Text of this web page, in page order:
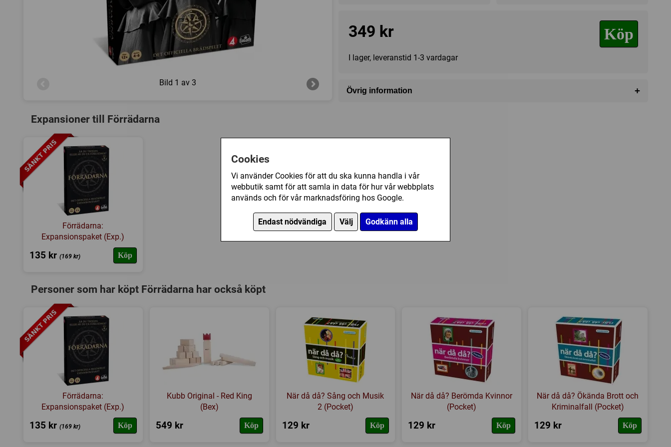
Cookies
Vi använder Cookies för att du ska kunna handla i vår
webbutik samt för att samla in data för hur vår webbplats
används och för vår marknadsföring hos Google.
Endast nödvändiga Välj Godkänn alla
Bild 1 av 3
349 kr Köp
I lager, leveranstid 1-3 vardagar
Övrig information +
Tillverkare: Goliath
Expansioner till Förrädarna
Förrädarna:
Expansionspaket (Exp.)
135 kr (169 kr) Köp
Personer som har köpt Förrädarna har också köpt
Förrädarna:
Expansionspaket (Exp.)
135 kr (169 kr) Köp
Kubb Original - Red King
(Bex)
549 kr Köp
När då då? Sång och Musik
2 (Pocket)
129 kr Köp
När då då? Berömda Kvinnor
(Pocket)
129 kr Köp
När då då? Ökända Brott och
Kriminalfall (Pocket)
129 kr Köp